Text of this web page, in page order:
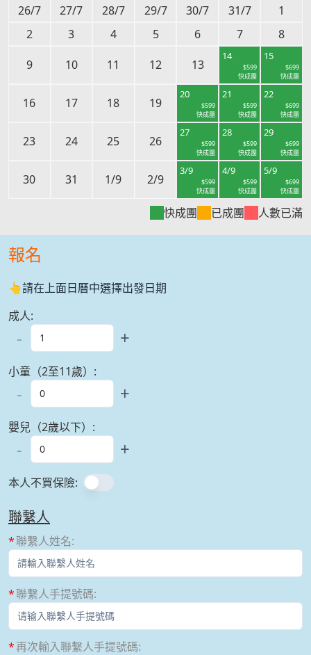
26/7
27/7 28/7 29/7 30/7 31/7
1
2
3 4 5 6 7 8
9 10 11 12 13
14
$599
快成團
15
$699
快成團
16 17 18 19
20
$599
快成團
21
$599
快成團
22
$699
快成團
23 24 25 26
27
$599
快成團
28
$599
快成團
29
$699
快成團
30 31 1/9 2/9
3/9
$599
快成團
4/9
$599
快成團
5/9
$699
快成團
快成團 已成團 人數已滿
報名
👆請在上面日曆中選擇出發日期
成人:
- +
小童（2至11歲） :
- +
嬰兒（2歲以下） :
- +
本人不買保險:
聯繫人
聯繫人姓名:
聯繫人手提號碼:
再次輸入聯繫人手提號碼: